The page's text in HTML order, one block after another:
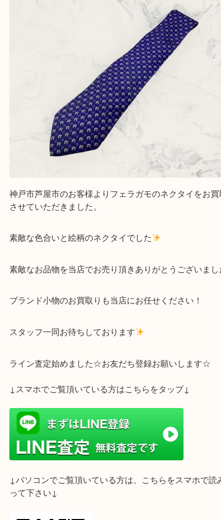
遺品整理・生前整理・断捨離・引越し
物を整理するケースは年々増加傾向です。
整理したいけどなにが値段つくかわからない…
そんなときはお気軽にご相談をお寄せください。
買取大吉フォレスタ六甲店に来てよかった！そう
だけるよう丁寧に査定させていただきます。
Facebook
Twitter
Line
フェラガモ FERRAGAMO ネクタイ お買取り
公開日:2024/04/21 最終更新日:2025/07/14
フェラガモ FERRAGAMO ネクタイ お買取り（ フェラガモ
全て ブランド フェラガモ 灘区